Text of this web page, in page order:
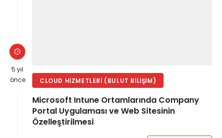
5 yıl
önce
CLOUD HIZMETLERI (BULUT BILIŞIM)
Microsoft Intune Ortamlarında Company
Portal Uygulaması ve Web Sitesinin
Özelleştirilmesi